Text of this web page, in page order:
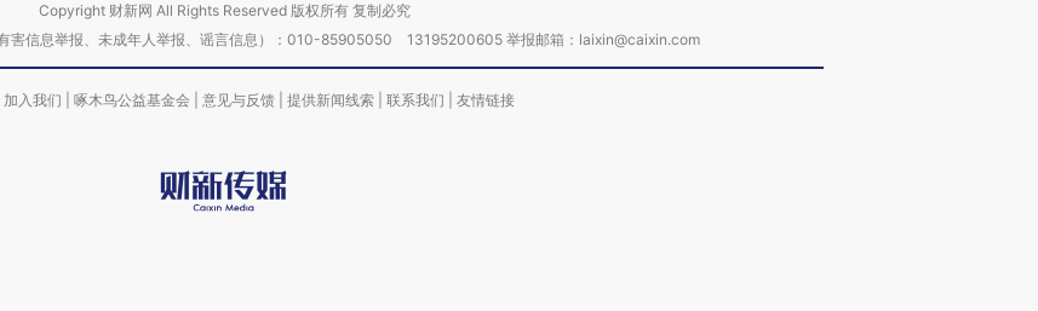
Copyright 财新网 All Rights Reserved 版权所有 复制必究
害信息举报、未成年人举报、谣言信息）：010-85905050 13195200605 举报邮箱：laixin@caixin.com
加入我们 啄木鸟公益基金会 意见与反馈 提供新闻线索 联系我们 友情链接